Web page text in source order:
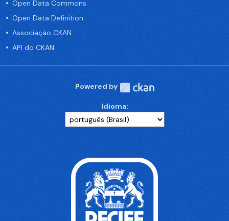
Open Data Commons
Open Data Definition
Associação CKAN
API do CKAN
Powered by
Idioma